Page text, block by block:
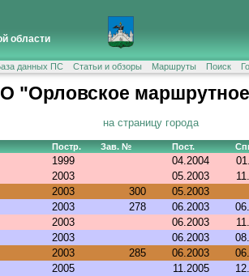
области
данных ПС Статьи и обзоры Маршруты Поиск
"Орловское маршрутное
на страницу города
Постр. Зав. № Пост.
1999 04.2004
2003 05.2003
2003 300 05.2003
2003 278 06.2003
2003 06.2003
2003 06.2003
2003 285 06.2003
2005 11.2005